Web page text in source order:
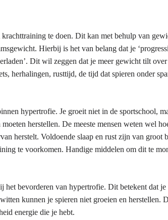
te doen. Dit kan met behulp van
Hierbij is het van belang dat je
Dit wil zeggen dat je meer gewicht tilt
herhalingen, rusttijd, de tijd dat spieren onder
hypertrofie. Je groeit niet in de sportschool,
herstellen. De meeste mensen weten wel
herstelt. Voldoende slaap en rust zijn van groot
te voorkomen. Handige middelen om dit te
bevorderen van hypertrofie. Dit betekent dat
kunnen je spieren niet groeien en herstellen.
energie die je hebt.